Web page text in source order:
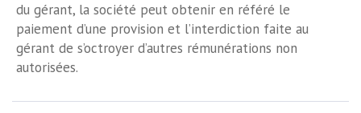
du gérant, la société peut obtenir en référé le
paiement d’une provision et l’interdiction faite au
gérant de s’octroyer d’autres rémunérations non
autorisées.